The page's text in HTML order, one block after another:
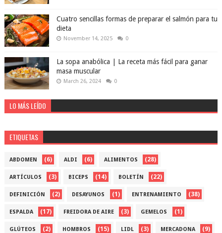
Cuatro sencillas formas de preparar el salmón para tu
dieta
November 14, 2025 0
La sopa anabólica | La receta más fácil para ganar
masa muscular
March 26, 2024 0
LO MÁS LEÍDO
ETIQUETAS
ABDOMEN (6) ALDI (6) ALIMENTOS (28)
ARTÍCULOS (3) BICEPS (14) BOLETÍN (22)
DEFINICIÓN (2) DESAYUNOS (1) ENTRENAMIENTO (38)
ESPALDA (17) FREIDORA DE AIRE (3) GEMELOS (1)
GLÚTEOS (2) HOMBROS (15) LIDL (3) MERCADONA (9)